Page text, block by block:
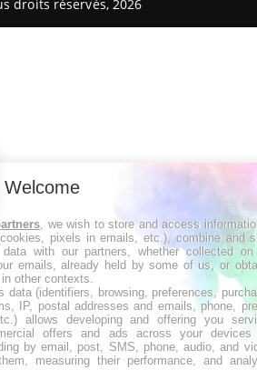
droits réservés, 2026
Welcome
, we wish to store and access
pixels in emails, etc.), combine and
data with our partners, whether collected
emails, already held by some of us, or
other contexts.
data (identifiers, browsing, preferences,
IP, postal addresses and emails, phone,
allows developing and offering you
offers and ads across your devices
by email, post, SMS, phone, audio, and
measuring their performance, and